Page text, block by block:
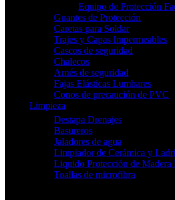
Equipo de Protección
Guantes de Protección
Caretas para Soldar
Trajes y Capas Impermeables
Cascos de seguridad
Chalecos
Arnés de seguridad
Fajas Elásticas Lumbares
Conos de precaución de PVC
Limpieza
Destapa Drenajes
Basureros
Jaladores de agua
Limpiador de Cerámica y
Liquido Protección de Madera
Toallas de microfibra